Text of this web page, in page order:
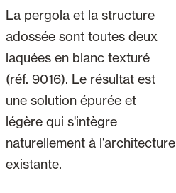
La pergola et la structure
adossée sont toutes deux
laquées en blanc texturé
(réf. 9016). Le résultat est
une solution épurée et
légère qui s'intègre
naturellement à l'architecture
existante.